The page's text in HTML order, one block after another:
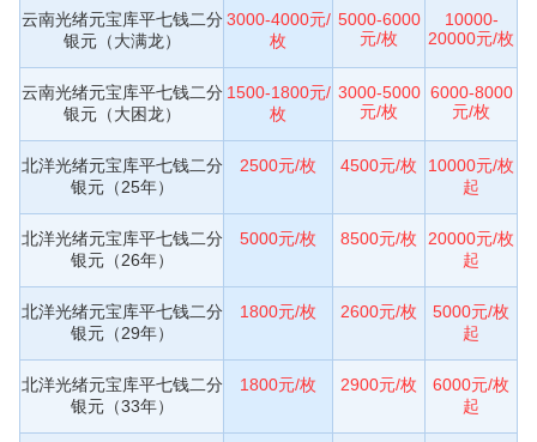
云南光绪元宝库平七钱二分
银元（大满龙）
3000-4000元/
枚
5000-6000
元/枚
10000-
20000元/枚
云南光绪元宝库平七钱二分
银元（大困龙）
1500-1800元/
枚
3000-5000
元/枚
6000-8000
元/枚
北洋光绪元宝库平七钱二分
银元（25年）
2500元/枚 4500元/枚
10000元/枚
起
北洋光绪元宝库平七钱二分
银元（26年）
5000元/枚 8500元/枚
20000元/枚
起
北洋光绪元宝库平七钱二分
银元（29年）
1800元/枚 2600元/枚
5000元/枚
起
北洋光绪元宝库平七钱二分
银元（33年）
1800元/枚 2900元/枚
6000元/枚
起